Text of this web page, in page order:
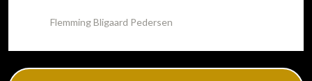
Flemming Bligaard Pedersen